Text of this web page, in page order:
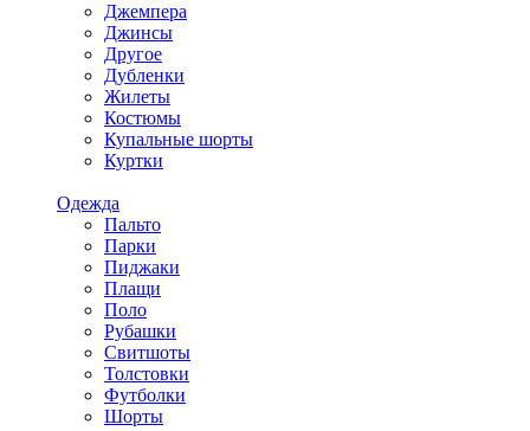
Джемпера
Джинсы
Другое
Дубленки
Жилеты
Костюмы
Купальные шорты
Куртки
Одежда
Пальто
Парки
Пиджаки
Плащи
Поло
Рубашки
Свитшоты
Толстовки
Футболки
Шорты